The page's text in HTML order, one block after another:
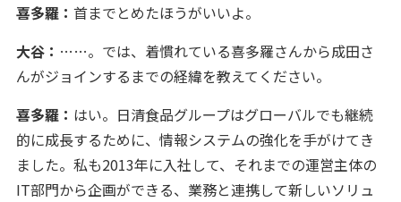
喜多羅： 首までとめたほうがいいよ。
大谷： ……。では、着慣れている喜多羅さんから成田さ
んがジョインするまでの経緯を教えてください。
喜多羅： はい。日清食品グループはグローバルでも継続
的に成長するために、情報システムの強化を手がけてき
ました。私も2013年に入社して、それまでの運営主体の
IT部門から企画ができる、業務と連携して新しいソリュ